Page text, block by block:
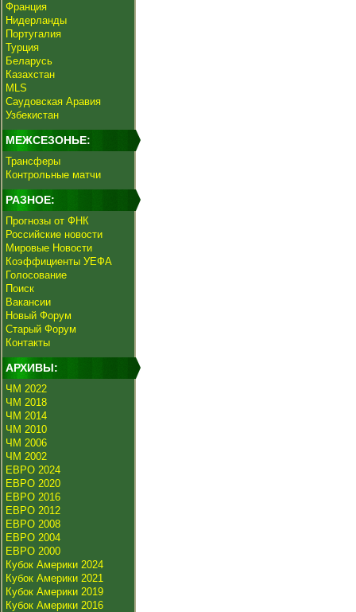
Франция
Нидерланды
Португалия
Турция
Беларусь
Казахстан
MLS
Саудовская Аравия
Узбекистан
МЕЖСЕЗОНЬЕ:
Трансферы
Контрольные матчи
РАЗНОЕ:
Прогнозы от ФНК
Российские новости
Мировые Новости
Коэффициенты УЕФА
Голосование
Поиск
Вакансии
Новый Форум
Старый Форум
Контакты
АРХИВЫ:
ЧМ 2022
ЧМ 2018
ЧМ 2014
ЧМ 2010
ЧМ 2006
ЧМ 2002
ЕВРО 2024
ЕВРО 2020
ЕВРО 2016
ЕВРО 2012
ЕВРО 2008
ЕВРО 2004
ЕВРО 2000
Кубок Америки 2024
Кубок Америки 2021
Кубок Америки 2019
Кубок Америки 2016